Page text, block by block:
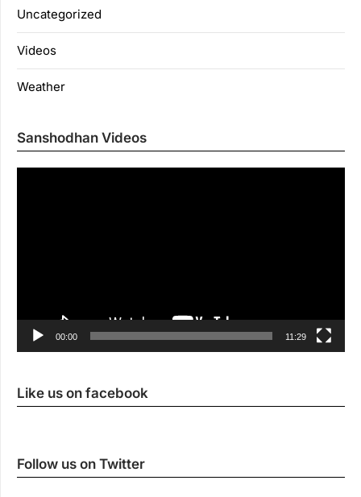
Uncategorized
Videos
Weather
Sanshodhan Videos
00:00 11:29
Like us on facebook
Follow us on Twitter